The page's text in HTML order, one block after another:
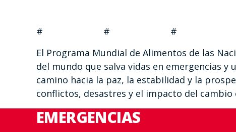
# # #
El Programa Mundial de Alimentos de las
del mundo que salva vidas en emergencias
camino hacia la paz, la estabilidad y la
conflictos, desastres y el impacto del cambio
EMERGENCIAS